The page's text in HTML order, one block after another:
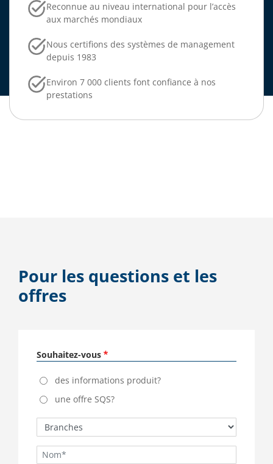
Reconnue au niveau international pour l’accès
aux marchés mondiaux
Nous certifions des systèmes de management
depuis 1983
Environ 7 000 clients font confiance à nos
prestations
Pour les questions et les
offres
Souhaitez-vous
des informations produit?
une offre SQS?